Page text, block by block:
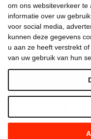
om ons websiteverkeer
informatie over uw
voor social media,
kunnen deze gegevens
u aan ze heeft verstrekt
van uw gebruik van hun